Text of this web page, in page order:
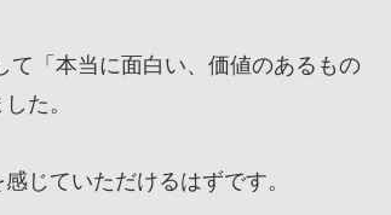
「本当に面白い、価値のあるもの
た。
じていただけるはずです。